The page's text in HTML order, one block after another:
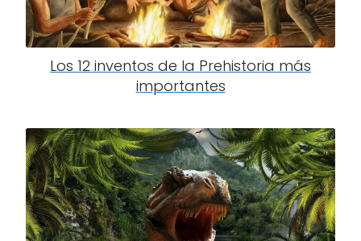
Los 12 inventos de la Prehistoria más
importantes